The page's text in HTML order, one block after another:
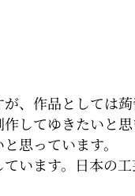
、作品としては
してゆきたいと
思っています。
います。日本の